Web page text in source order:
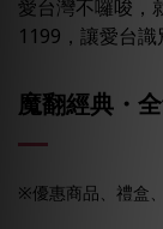
愛台灣不囉唆，
1199，讓愛台識
魔翻經典・
※優惠商品、禮盒、